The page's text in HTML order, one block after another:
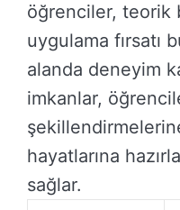
öğrenciler, teorik
uygulama fırsatı
alanda deneyim
imkanlar,
hayatlarına
sağlar.